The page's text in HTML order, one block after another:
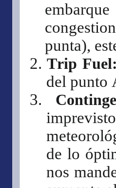
punta),
2.Trip Fuel:
del punto
3.
de lo
nos